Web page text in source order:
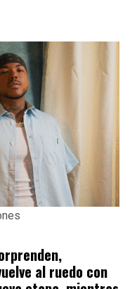
al ruedo con